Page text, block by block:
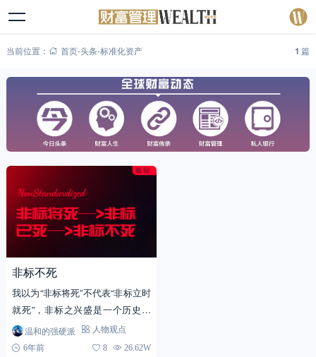
当前位置： 首页-头条-标准化资产 1 篇
非标不死
我以为“非标将死”不代表“非标立时
就死”，非标之兴盛是一个历史进
程，而非标之衰退亦如此。在未来
2-3年的时间中，非标依然会存在
温和的强硬派
人物观点
6年前
8 26.62W